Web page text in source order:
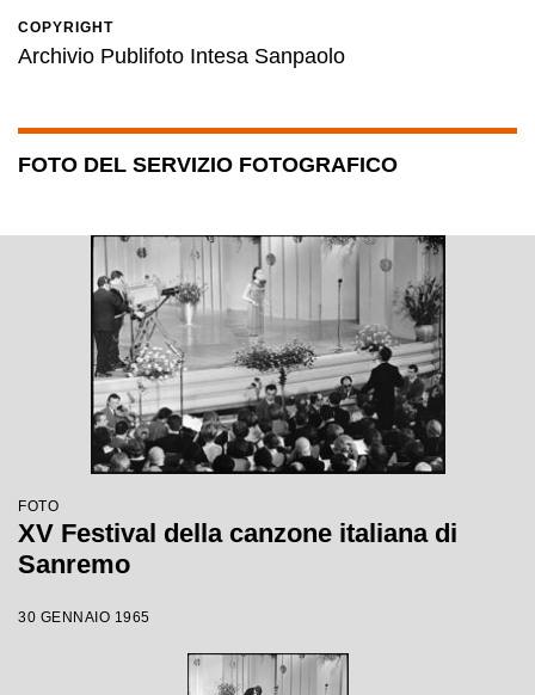
COPYRIGHT
Archivio Publifoto Intesa Sanpaolo
FOTO DEL SERVIZIO FOTOGRAFICO
FOTO
XV Festival della canzone italiana di
Sanremo
30 GENNAIO 1965